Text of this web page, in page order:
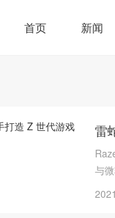
首页 新闻
雷
与